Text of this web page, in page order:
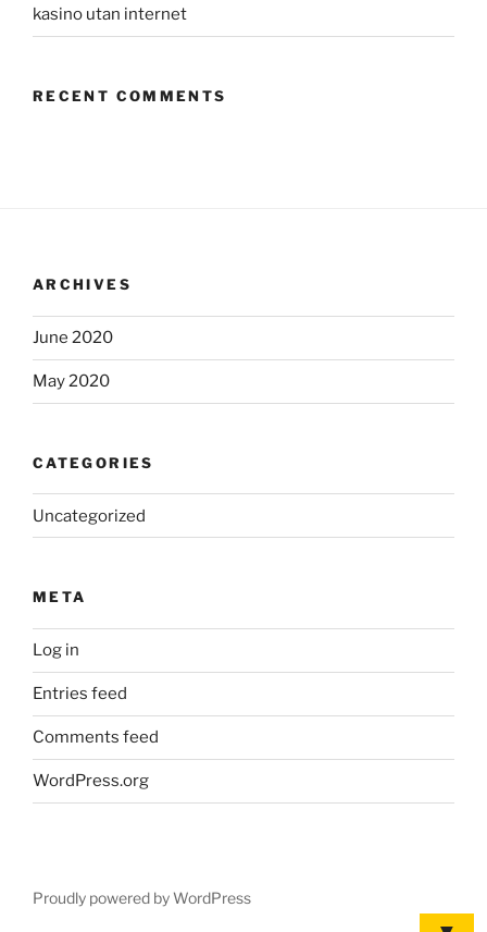
kasino utan internet
RECENT COMMENTS
ARCHIVES
June 2020
May 2020
CATEGORIES
Uncategorized
META
Log in
Entries feed
Comments feed
WordPress.org
Proudly powered by WordPress